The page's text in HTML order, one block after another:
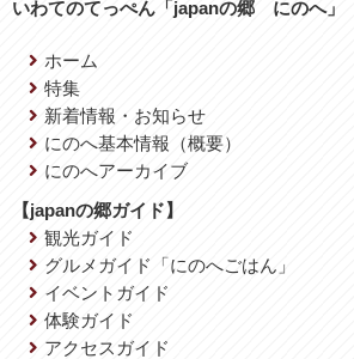
いわてのてっぺん「japanの郷 にのへ」
ホーム
特集
新着情報・お知らせ
にのへ基本情報（概要）
にのへアーカイブ
【japanの郷ガイド】
観光ガイド
グルメガイド「にのへごはん」
イベントガイド
体験ガイド
アクセスガイド